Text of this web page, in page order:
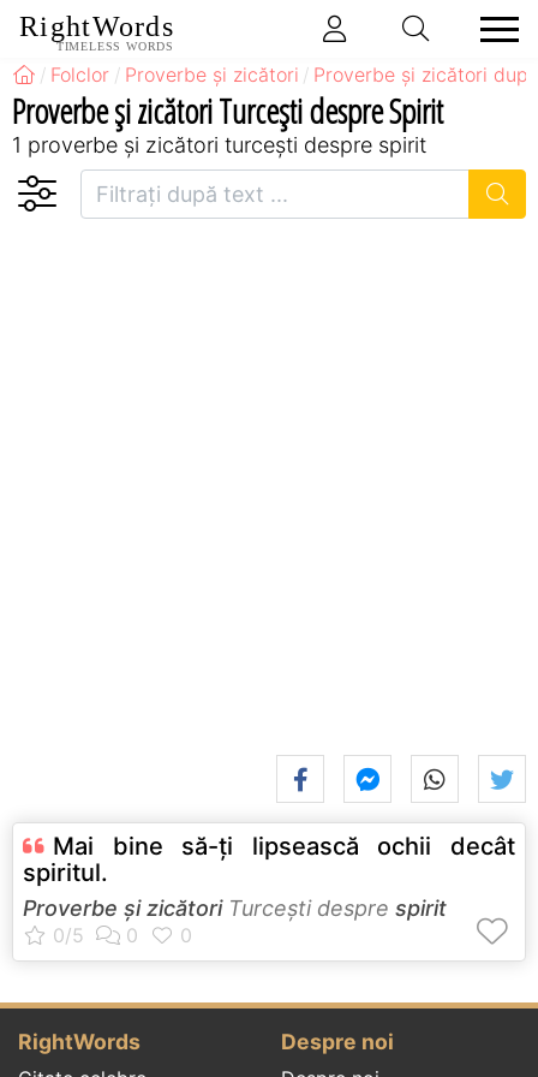
RightWords
TIMELESS WORDS
Folclor Proverbe și zicători Proverbe și zicători
Proverbe și zicători Turceşti despre Spirit
1 proverbe și zicători turceşti despre spirit
Mai bine să-ţi lipsească ochii decât
spiritul.
Proverbe și zicătoriTurceşti despre spirit
RightWords Despre noi